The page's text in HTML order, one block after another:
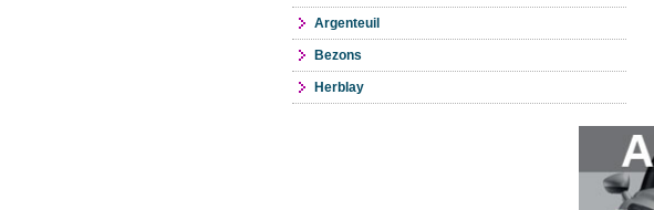
Argenteuil
Bezons
Herblay